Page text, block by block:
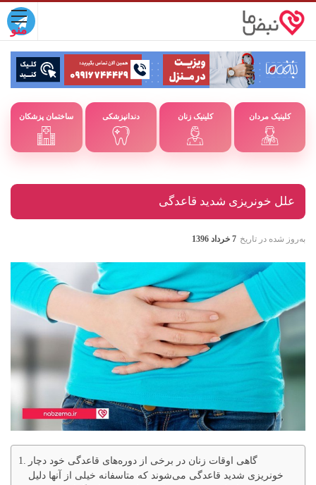
ساختمان پزشکان دندانپزشکی کلینیک زنان کلینیک مردان
علل خونریزی شدید قاعدگی
به‌روز شده در تاریخ 7 خرداد 1396
گاهی اوقات زنان در برخی از دوره‌های قاعدگی خود دچار
خونریزی شدید قاعدگی می‌شوند که متاسفانه خیلی از آنها دلیل